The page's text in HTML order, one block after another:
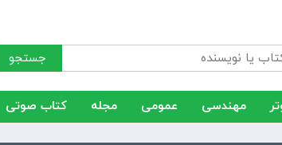
جستجو
مهندسی عمومی مجله کتاب صوتی